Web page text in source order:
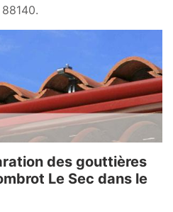
des gouttières
Le Sec dans le